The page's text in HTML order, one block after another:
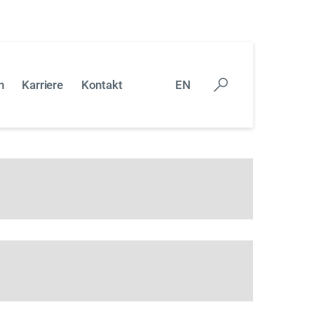
Karriere Kontakt EN
das Sie gern mit uns besprechen